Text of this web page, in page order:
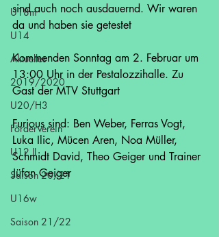
U18m
U14
Aktuelles
2019/2020
U20/H3
Förderverein
U12 II
Saison 20/21
U16w
Saison 21/22
sind auch noch ausdauernd. Wir waren
da und haben sie getestet
Kommenden Sonntag am 2. Februar um
13:00 Uhr in der Pestalozzihalle. Zu
Gast der MTV Stuttgart
Furious sind: Ben Weber, Ferras Vogt,
Luka Ilic, Mücen Aren, Noa Müller,
Schmidt David, Theo Geiger und Trainer
Jüfan Geiger